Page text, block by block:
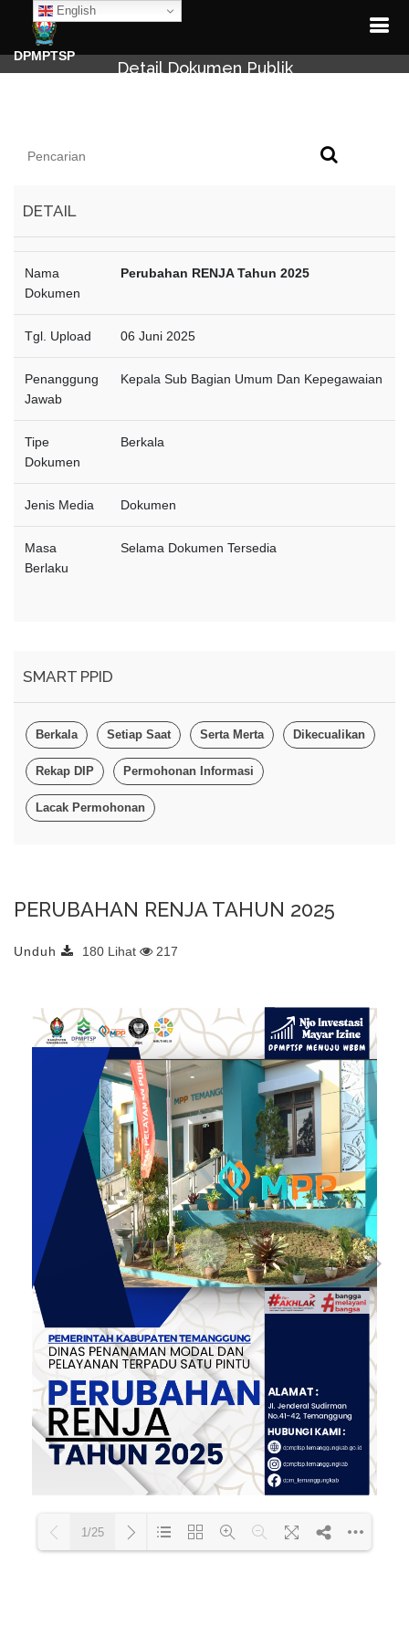
English
DPMPTSP
Detail Dokumen Publik
DETAIL
Nama
Dokumen
Perubahan RENJA Tahun 2025
Tgl. Upload 06 Juni 2025
Penanggung
Jawab
Kepala Sub Bagian Umum Dan Kepegawaian
Tipe
Dokumen
Berkala
Jenis Media Dokumen
Masa
Berlaku
Selama Dokumen Tersedia
SMART PPID
Berkala Setiap Saat Serta Merta Dikecualikan
Rekap DIP Permohonan Informasi
Lacak Permohonan
PERUBAHAN RENJA TAHUN 2025
Unduh 180 Lihat 217
1/25